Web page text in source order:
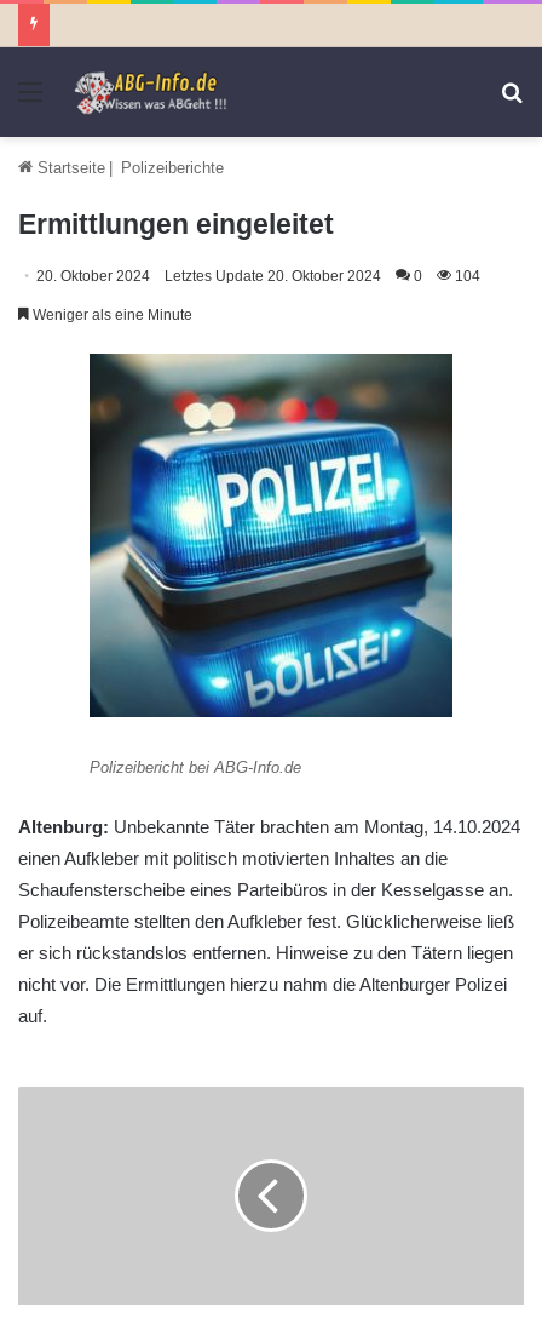
Menü
Startseite | Polizeiberichte
Ermittlungen eingeleitet
20. Oktober 2024 Letztes Update 20. Oktober 2024 0 104
Weniger als eine Minute
Polizeibericht bei ABG-Info.de
Altenburg: Unbekannte Täter brachten am Montag, 14.10.2024
einen Aufkleber mit politisch motivierten Inhaltes an die
Schaufensterscheibe eines Parteibüros in der Kesselgasse an.
Polizeibeamte stellten den Aufkleber fest. Glücklicherweise ließ
er sich rückstandslos entfernen. Hinweise zu den Tätern liegen
nicht vor. Die Ermittlungen hierzu nahm die Altenburger Polizei
auf.